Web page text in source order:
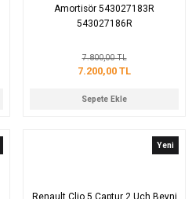
Amortisör 543027183R
543027186R
7.800,00 TL
7.200,00 TL
Sepete Ekle
Yeni
Renault Clio 5 Captur 2 Uch Beyni